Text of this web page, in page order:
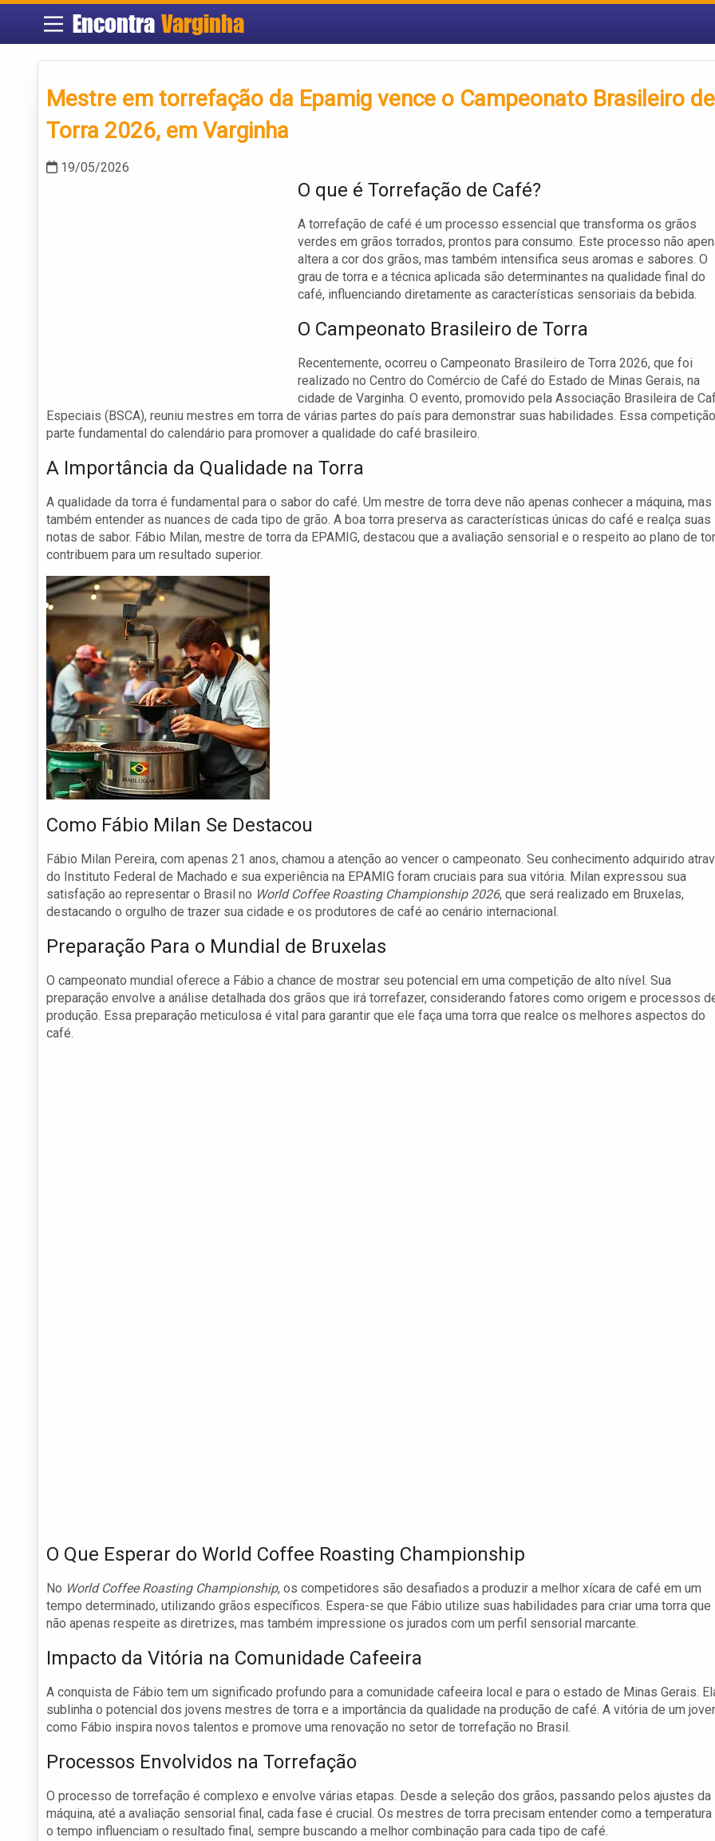
Encontra Varginha
Mestre em torrefação da Epamig vence o Campeonato Brasileiro de
Torra 2026, em Varginha
19/05/2026
O que é Torrefação de Café?
A torrefação de café é um processo essencial que transforma os grãos
verdes em grãos torrados, prontos para consumo. Este processo não
altera a cor dos grãos, mas também intensifica seus aromas e sabores. O
grau de torra e a técnica aplicada são determinantes na qualidade final do
café, influenciando diretamente as características sensoriais da bebida.
O Campeonato Brasileiro de Torra
Recentemente, ocorreu o Campeonato Brasileiro de Torra 2026, que foi
realizado no Centro do Comércio de Café do Estado de Minas Gerais, na
cidade de Varginha. O evento, promovido pela Associação Brasileira de
Especiais (BSCA), reuniu mestres em torra de várias partes do país para demonstrar suas habilidades. Essa
parte fundamental do calendário para promover a qualidade do café brasileiro.
A Importância da Qualidade na Torra
A qualidade da torra é fundamental para o sabor do café. Um mestre de torra deve não apenas conhecer a máquina, mas
também entender as nuances de cada tipo de grão. A boa torra preserva as características únicas do café e realça suas
notas de sabor. Fábio Milan, mestre de torra da EPAMIG, destacou que a avaliação sensorial e o respeito ao plano de
contribuem para um resultado superior.
Como Fábio Milan Se Destacou
Fábio Milan Pereira, com apenas 21 anos, chamou a atenção ao vencer o campeonato. Seu conhecimento adquirido
do Instituto Federal de Machado e sua experiência na EPAMIG foram cruciais para sua vitória. Milan expressou sua
satisfação ao representar o Brasil no World Coffee Roasting Championship 2026, que será realizado em Bruxelas,
destacando o orgulho de trazer sua cidade e os produtores de café ao cenário internacional.
Preparação Para o Mundial de Bruxelas
O campeonato mundial oferece a Fábio a chance de mostrar seu potencial em uma competição de alto nível. Sua
preparação envolve a análise detalhada dos grãos que irá torrefazer, considerando fatores como origem e processos
produção. Essa preparação meticulosa é vital para garantir que ele faça uma torra que realce os melhores aspectos do
café.
O Que Esperar do World Coffee Roasting Championship
No World Coffee Roasting Championship, os competidores são desafiados a produzir a melhor xícara de café em um
tempo determinado, utilizando grãos específicos. Espera-se que Fábio utilize suas habilidades para criar uma torra que
não apenas respeite as diretrizes, mas também impressione os jurados com um perfil sensorial marcante.
Impacto da Vitória na Comunidade Cafeeira
A conquista de Fábio tem um significado profundo para a comunidade cafeeira local e para o estado de Minas Gerais.
sublinha o potencial dos jovens mestres de torra e a importância da qualidade na produção de café. A vitória de um
como Fábio inspira novos talentos e promove uma renovação no setor de torrefação no Brasil.
Processos Envolvidos na Torrefação
O processo de torrefação é complexo e envolve várias etapas. Desde a seleção dos grãos, passando pelos ajustes da
máquina, até a avaliação sensorial final, cada fase é crucial. Os mestres de torra precisam entender como a temperatura
o tempo influenciam o resultado final, sempre buscando a melhor combinação para cada tipo de café.